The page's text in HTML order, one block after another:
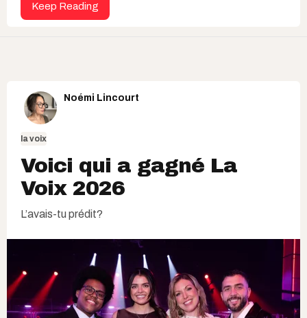
Keep Reading
Noémi Lincourt
la voix
Voici qui a gagné La
Voix 2026
L’avais-tu prédit?